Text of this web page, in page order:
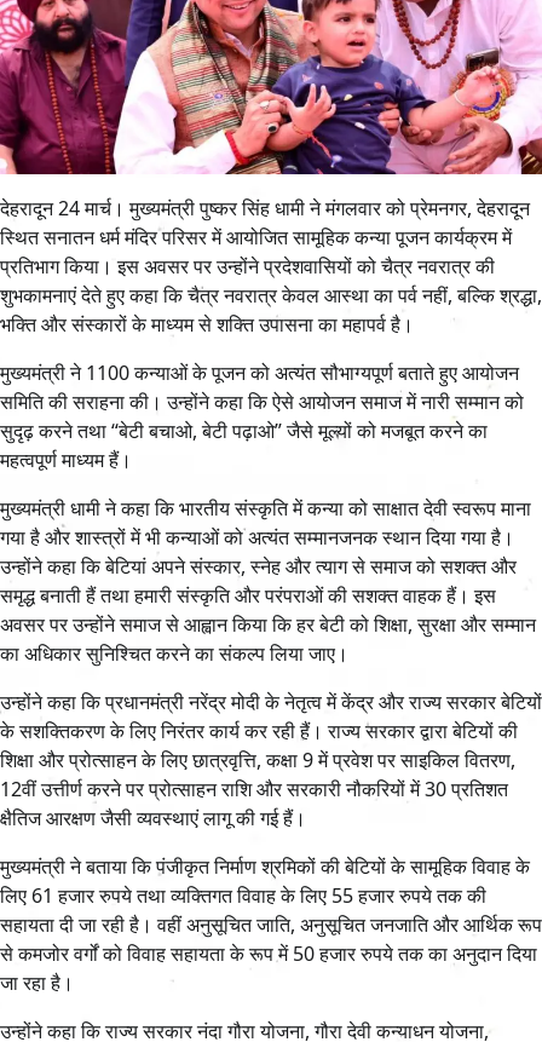
देहरादून 24 मार्च। मुख्यमंत्री पुष्कर सिंह धामी ने मंगलवार को प्रेमनगर, देहरादून
स्थित सनातन धर्म मंदिर परिसर में आयोजित सामूहिक कन्या पूजन कार्यक्रम में
प्रतिभाग किया। इस अवसर पर उन्होंने प्रदेशवासियों को चैत्र नवरात्र की
शुभकामनाएं देते हुए कहा कि चैत्र नवरात्र केवल आस्था का पर्व नहीं, बल्कि श्रद्धा,
भक्ति और संस्कारों के माध्यम से शक्ति उपासना का महापर्व है।
मुख्यमंत्री ने 1100 कन्याओं के पूजन को अत्यंत सौभाग्यपूर्ण बताते हुए आयोजन
समिति की सराहना की। उन्होंने कहा कि ऐसे आयोजन समाज में नारी सम्मान को
सुदृढ़ करने तथा “बेटी बचाओ, बेटी पढ़ाओ” जैसे मूल्यों को मजबूत करने का
महत्वपूर्ण माध्यम हैं।
मुख्यमंत्री धामी ने कहा कि भारतीय संस्कृति में कन्या को साक्षात देवी स्वरूप माना
गया है और शास्त्रों में भी कन्याओं को अत्यंत सम्मानजनक स्थान दिया गया है।
उन्होंने कहा कि बेटियां अपने संस्कार, स्नेह और त्याग से समाज को सशक्त और
समृद्ध बनाती हैं तथा हमारी संस्कृति और परंपराओं की सशक्त वाहक हैं। इस
अवसर पर उन्होंने समाज से आह्वान किया कि हर बेटी को शिक्षा, सुरक्षा और सम्मान
का अधिकार सुनिश्चित करने का संकल्प लिया जाए।
उन्होंने कहा कि प्रधानमंत्री नरेंद्र मोदी के नेतृत्व में केंद्र और राज्य सरकार बेटियों
के सशक्तिकरण के लिए निरंतर कार्य कर रही हैं। राज्य सरकार द्वारा बेटियों की
शिक्षा और प्रोत्साहन के लिए छात्रवृत्ति, कक्षा 9 में प्रवेश पर साइकिल वितरण,
12वीं उत्तीर्ण करने पर प्रोत्साहन राशि और सरकारी नौकरियों में 30 प्रतिशत
क्षैतिज आरक्षण जैसी व्यवस्थाएं लागू की गई हैं।
मुख्यमंत्री ने बताया कि पंजीकृत निर्माण श्रमिकों की बेटियों के सामूहिक विवाह के
लिए 61 हजार रुपये तथा व्यक्तिगत विवाह के लिए 55 हजार रुपये तक की
सहायता दी जा रही है। वहीं अनुसूचित जाति, अनुसूचित जनजाति और आर्थिक रूप
से कमजोर वर्गों को विवाह सहायता के रूप में 50 हजार रुपये तक का अनुदान दिया
जा रहा है।
उन्होंने कहा कि राज्य सरकार नंदा गौरा योजना, गौरा देवी कन्याधन योजना,